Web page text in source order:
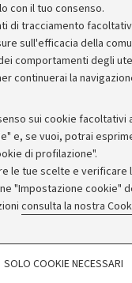
con il tuo consenso.
di tracciamento
sull'efficacia della
comportamenti degli
continuerai la
sui cookie facoltativi
e, se vuoi, potrai
di profilazione".
le tue scelte e verificare
"Impostazione cookie"
consulta la nostra
- FACOLTATIVI
SOLO COOKIE NECESSARI
Archivio
Comunicati stampa
Redazione
Rassegna stampa